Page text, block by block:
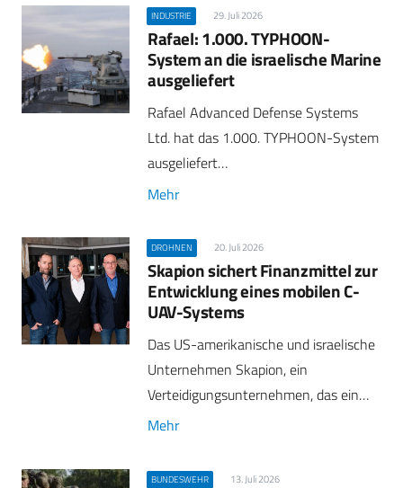
INDUSTRIE 29. Juli 2026
Rafael: 1.000. TYPHOON-
System an die israelische Marine
ausgeliefert
Rafael Advanced Defense Systems
Ltd. hat das 1.000. TYPHOON-System
ausgeliefert…
Mehr
DROHNEN 20. Juli 2026
Skapion sichert Finanzmittel zur
Entwicklung eines mobilen C-
UAV-Systems
Das US-amerikanische und israelische
Unternehmen Skapion, ein
Verteidigungsunternehmen, das ein…
Mehr
BUNDESWEHR 13. Juli 2026